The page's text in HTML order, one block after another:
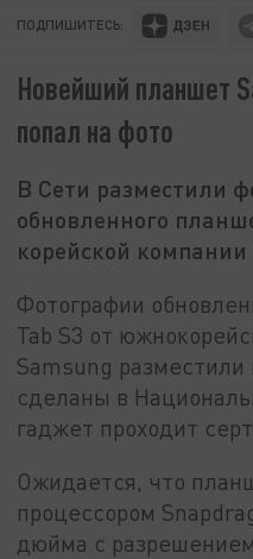
ПОДПИШИТЕСЬ:
Новейший планшет
попал на фото
В Сети разместили
обновленного
корейской
Фотографии
Tab S3 от
Samsung
сделаны в
гаджет проходит
Ожидается, что
процессором
дюйма с